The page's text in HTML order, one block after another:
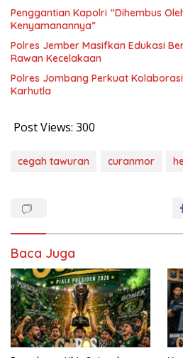
Penggantian Kapolri “Dihembus
Kenyamanannya”
Polres Jember Masifkan Edukasi
Rawan Kecelakaan
Polres Jombang Perkuat
Karhutla
Post Views: 300
cegah tawuran curanmor
Baca Juga